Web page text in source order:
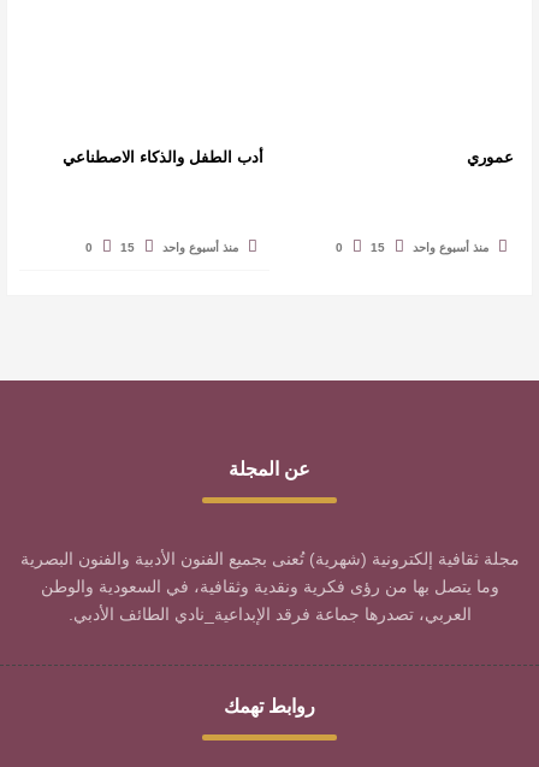
عموري
منذ أسبوع واحد 15
0
أدب الطفل والذكاء الاصطناعي
منذ أسبوع واحد 15
0
عن المجلة
مجلة ثقافية إلكترونية (شهرية) تُعنى بجميع الفنون الأدبية والفنون البصرية
وما يتصل بها من رؤى فكرية ونقدية وثقافية، في السعودية والوطن
العربي، تصدرها جماعة فرقد الإبداعية_نادي الطائف الأدبي.
روابط تهمك